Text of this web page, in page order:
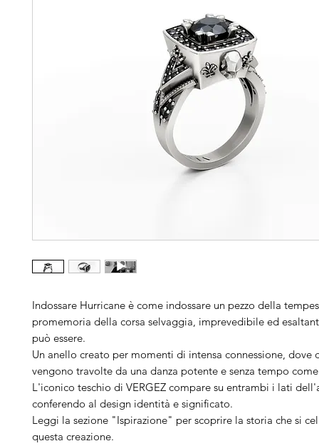
Indossare Hurricane è come indossare un pezzo della
promemoria della corsa selvaggia, imprevedibile ed
può essere.
Un anello creato per momenti di intensa connessione, dove
vengono travolte da una danza potente e senza tempo
L'iconico teschio di VERGEZ compare su entrambi i lati
conferendo al design identità e significato.
Leggi la sezione "Ispirazione" per scoprire la storia che si
questa creazione.